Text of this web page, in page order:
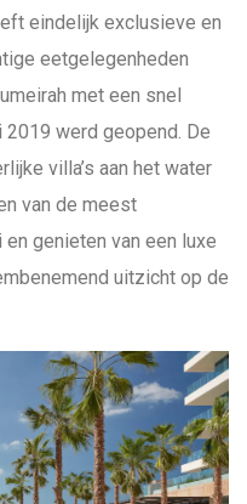
eindelijk exclusieve en
eetgelegenheden
met een snel
werd geopend. De
villa’s aan het water
van de meest
genieten van een luxe
uitzicht op de